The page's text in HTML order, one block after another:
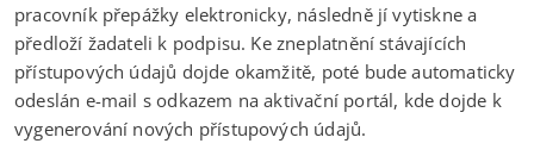
pracovník přepážky elektronicky, následně jí vytiskne a
předloží žadateli k podpisu. Ke zneplatnění stávajících
přístupových údajů dojde okamžitě, poté bude automaticky
odeslán e-mail s odkazem na aktivační portál, kde dojde k
vygenerování nových přístupových údajů.